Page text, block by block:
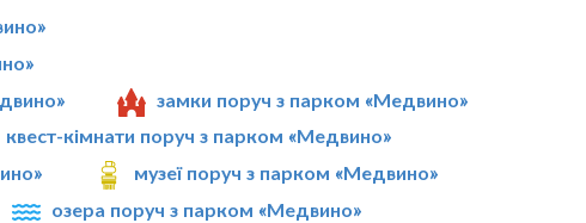
замки поруч з парком «Медвино»
квест-кімнати поруч з парком «Медвино»
музеї поруч з парком «Медвино»
озера поруч з парком «Медвино»